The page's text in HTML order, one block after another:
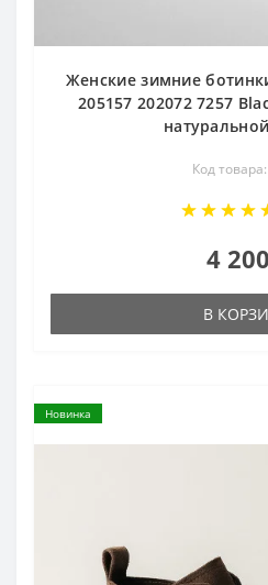
Женские зимние
205157 202072 7257
Код
4
В
Новинка